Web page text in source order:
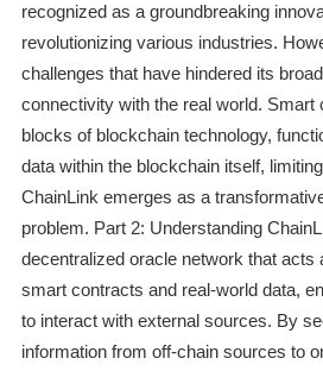
recognized as a groundbreaking
revolutionizing various industries.
challenges that have hindered its
connectivity with the real world. Smart
blocks of blockchain technology,
data within the blockchain itself,
ChainLink emerges as a
problem. Part 2: Understanding
decentralized oracle network that acts
smart contracts and real-world data,
to interact with external sources. By
information from off-chain sources to